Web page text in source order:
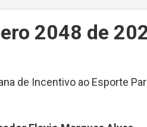
2048 de
de Incentivo ao Esporte